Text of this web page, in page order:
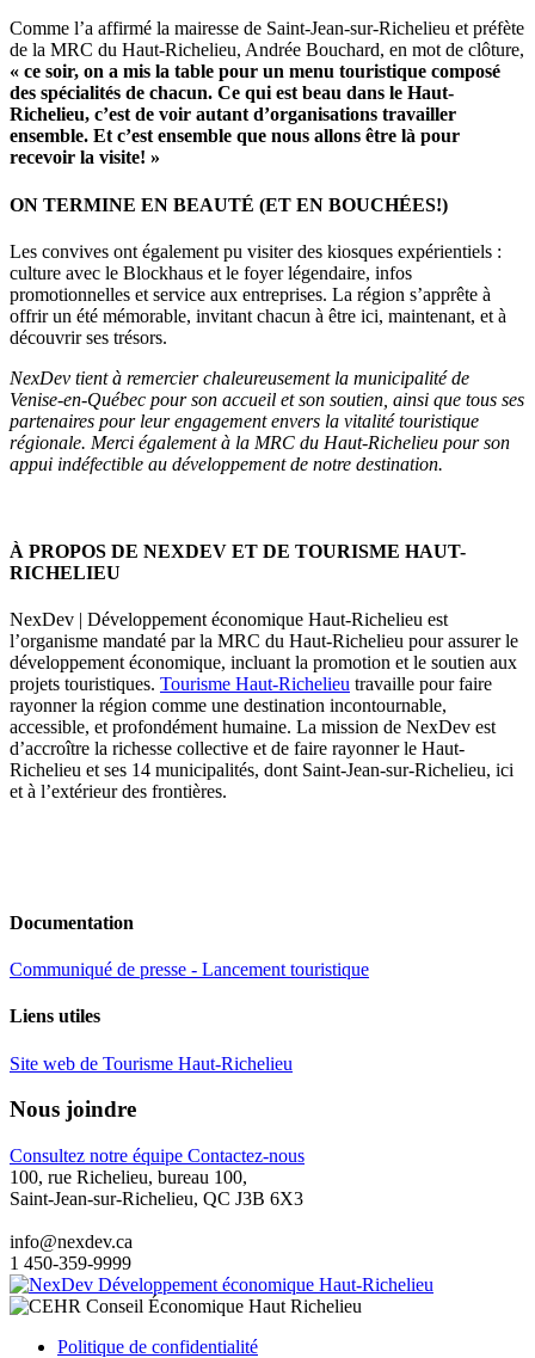
Comme l’a affirmé la mairesse de Saint-Jean-sur-Richelieu et préfète
de la MRC du Haut-Richelieu, Andrée Bouchard, en mot de clôture,
« ce soir, on a mis la table pour un menu touristique composé
des spécialités de chacun. Ce qui est beau dans le Haut-
Richelieu, c’est de voir autant d’organisations travailler
ensemble. Et c’est ensemble que nous allons être là pour
recevoir la visite! »
ON TERMINE EN BEAUTÉ (ET EN BOUCHÉES!)
Les convives ont également pu visiter des kiosques expérientiels :
culture avec le Blockhaus et le foyer légendaire, infos
promotionnelles et service aux entreprises. La région s’apprête à
offrir un été mémorable, invitant chacun à être ici, maintenant, et à
découvrir ses trésors.
NexDev tient à remercier chaleureusement la municipalité de
Venise-en-Québec pour son accueil et son soutien, ainsi que tous ses
partenaires pour leur engagement envers la vitalité touristique
régionale. Merci également à la MRC du Haut-Richelieu pour son
appui indéfectible au développement de notre destination.
À PROPOS DE NEXDEV ET DE TOURISME HAUT-
RICHELIEU
NexDev | Développement économique Haut-Richelieu est
l’organisme mandaté par la MRC du Haut-Richelieu pour assurer le
développement économique, incluant la promotion et le soutien aux
projets touristiques. Tourisme Haut-Richelieu travaille pour faire
rayonner la région comme une destination incontournable,
accessible, et profondément humaine. La mission de NexDev est
d’accroître la richesse collective et de faire rayonner le Haut-
Richelieu et ses 14 municipalités, dont Saint-Jean-sur-Richelieu, ici
et à l’extérieur des frontières.
Documentation
Communiqué de presse - Lancement touristique
Liens utiles
Site web de Tourisme Haut-Richelieu
Nous joindre
Consultez notre équipe Contactez-nous
100, rue Richelieu, bureau 100,
Saint-Jean-sur-Richelieu, QC J3B 6X3
info@nexdev.ca
1 450-359-9999
Politique de confidentialité